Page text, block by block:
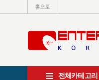
홈으로
전체카테고리